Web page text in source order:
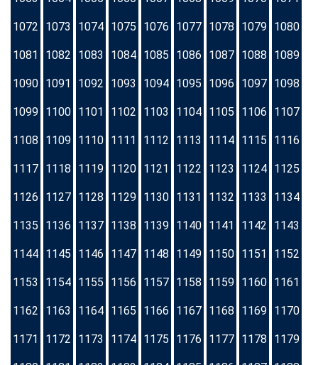
1072 1073 1074 1075 1076 1077 1078 1079 1080
1081 1082 1083 1084 1085 1086 1087 1088 1089
1090 1091 1092 1093 1094 1095 1096 1097 1098
1099 1100 1101 1102 1103 1104 1105 1106 1107
1108 1109 1110 1111 1112 1113 1114 1115 1116
1117 1118 1119 1120 1121 1122 1123 1124 1125
1126 1127 1128 1129 1130 1131 1132 1133 1134
1135 1136 1137 1138 1139 1140 1141 1142 1143
1144 1145 1146 1147 1148 1149 1150 1151 1152
1153 1154 1155 1156 1157 1158 1159 1160 1161
1162 1163 1164 1165 1166 1167 1168 1169 1170
1171 1172 1173 1174 1175 1176 1177 1178 1179